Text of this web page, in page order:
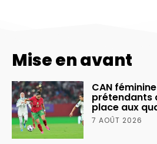
Mise en avant
CAN
prétendants
place aux
7 AOÛT 2026